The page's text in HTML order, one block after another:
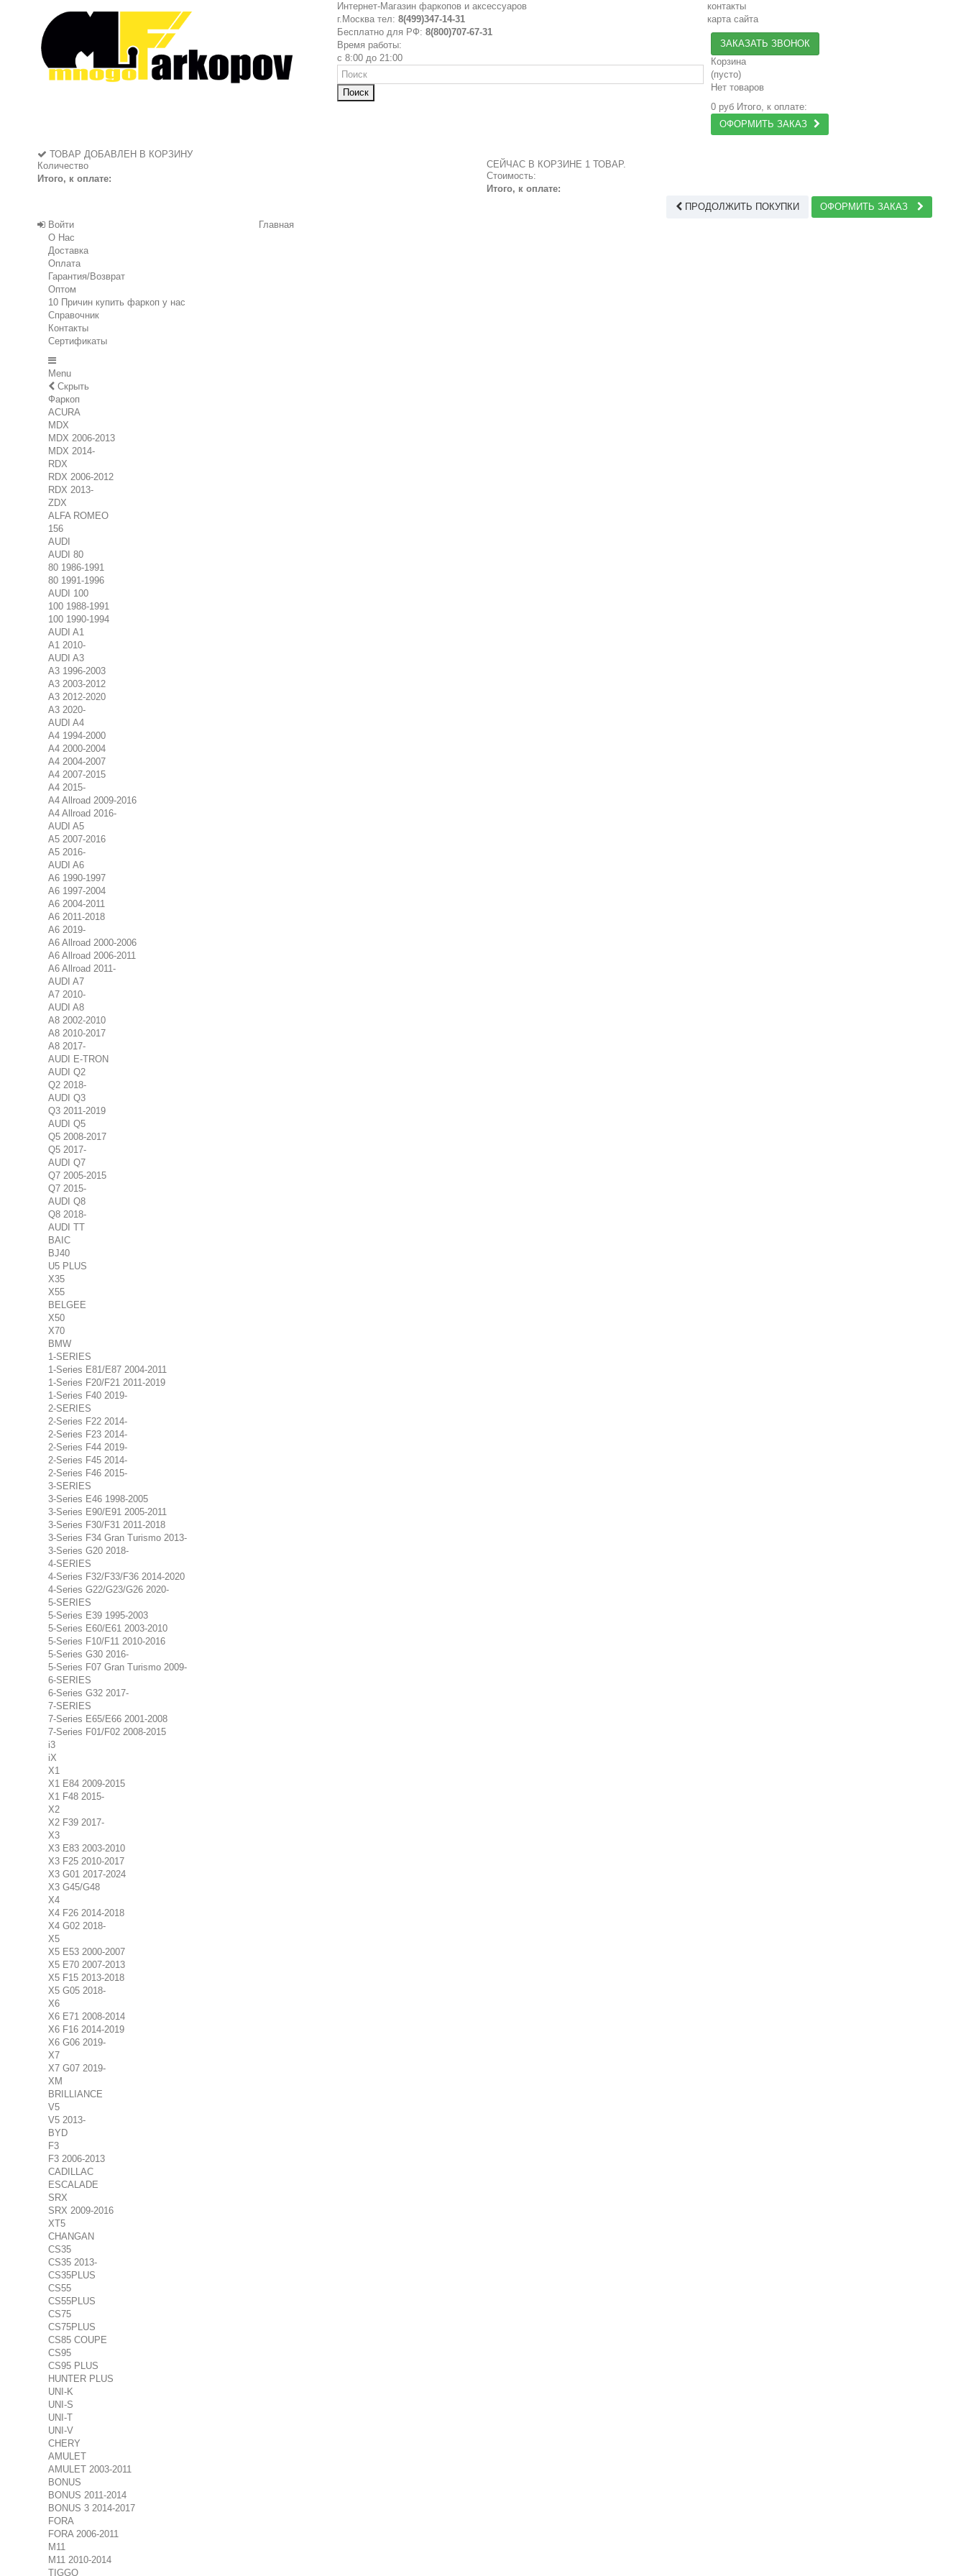
Интернет-Магазин фаркопов и аксессуаров
г.Москва тел: 8(499)347-14-31
Бесплатно для РФ: 8(800)707-67-31
Время работы:
с 8:00 до 21:00
Поиск
контакты
карта сайта
ЗАКАЗАТЬ ЗВОНОК
Корзина
(пусто)
Нет товаров
0 руб Итого, к оплате:
ОФОРМИТЬ ЗАКАЗ
ТОВАР ДОБАВЛЕН В КОРЗИНУ
Количество
Итого, к оплате:
СЕЙЧАС В КОРЗИНЕ 1 ТОВАР.
Стоимость:
Итого, к оплате:
ПРОДОЛЖИТЬ ПОКУПКИ
ОФОРМИТЬ ЗАКАЗ
Войти
Главная
О Нас
Доставка
Оплата
Гарантия/Возврат
Оптом
10 Причин купить фаркоп у нас
Справочник
Контакты
Сертификаты
Menu
Скрыть
Фаркоп
ACURA
MDX
MDX 2006-2013
MDX 2014-
RDX
RDX 2006-2012
RDX 2013-
ZDX
ALFA ROMEO
156
AUDI
AUDI 80
80 1986-1991
80 1991-1996
AUDI 100
100 1988-1991
100 1990-1994
AUDI A1
A1 2010-
AUDI A3
A3 1996-2003
A3 2003-2012
A3 2012-2020
A3 2020-
AUDI A4
A4 1994-2000
A4 2000-2004
A4 2004-2007
A4 2007-2015
A4 2015-
A4 Allroad 2009-2016
A4 Allroad 2016-
AUDI A5
A5 2007-2016
A5 2016-
AUDI A6
A6 1990-1997
A6 1997-2004
A6 2004-2011
A6 2011-2018
A6 2019-
A6 Allroad 2000-2006
A6 Allroad 2006-2011
A6 Allroad 2011-
AUDI A7
A7 2010-
AUDI A8
A8 2002-2010
A8 2010-2017
A8 2017-
AUDI E-TRON
AUDI Q2
Q2 2018-
AUDI Q3
Q3 2011-2019
AUDI Q5
Q5 2008-2017
Q5 2017-
AUDI Q7
Q7 2005-2015
Q7 2015-
AUDI Q8
Q8 2018-
AUDI TT
BAIC
BJ40
U5 PLUS
X35
X55
BELGEE
X50
X70
BMW
1-SERIES
1-Series E81/E87 2004-2011
1-Series F20/F21 2011-2019
1-Series F40 2019-
2-SERIES
2-Series F22 2014-
2-Series F23 2014-
2-Series F44 2019-
2-Series F45 2014-
2-Series F46 2015-
3-SERIES
3-Series E46 1998-2005
3-Series E90/E91 2005-2011
3-Series F30/F31 2011-2018
3-Series F34 Gran Turismo 2013-
3-Series G20 2018-
4-SERIES
4-Series F32/F33/F36 2014-2020
4-Series G22/G23/G26 2020-
5-SERIES
5-Series E39 1995-2003
5-Series E60/E61 2003-2010
5-Series F10/F11 2010-2016
5-Series G30 2016-
5-Series F07 Gran Turismo 2009-
6-SERIES
6-Series G32 2017-
7-SERIES
7-Series E65/E66 2001-2008
7-Series F01/F02 2008-2015
i3
iX
X1
X1 E84 2009-2015
X1 F48 2015-
X2
X2 F39 2017-
X3
X3 E83 2003-2010
X3 F25 2010-2017
X3 G01 2017-2024
X3 G45/G48
X4
X4 F26 2014-2018
X4 G02 2018-
X5
X5 E53 2000-2007
X5 E70 2007-2013
X5 F15 2013-2018
X5 G05 2018-
X6
X6 E71 2008-2014
X6 F16 2014-2019
X6 G06 2019-
X7
X7 G07 2019-
XM
BRILLIANCE
V5
V5 2013-
BYD
F3
F3 2006-2013
CADILLAC
ESCALADE
SRX
SRX 2009-2016
XT5
CHANGAN
CS35
CS35 2013-
CS35PLUS
CS55
CS55PLUS
CS75
CS75PLUS
CS85 COUPE
CS95
CS95 PLUS
HUNTER PLUS
UNI-K
UNI-S
UNI-T
UNI-V
CHERY
AMULET
AMULET 2003-2011
BONUS
BONUS 2011-2014
BONUS 3 2014-2017
FORA
FORA 2006-2011
M11
M11 2010-2014
TIGGO